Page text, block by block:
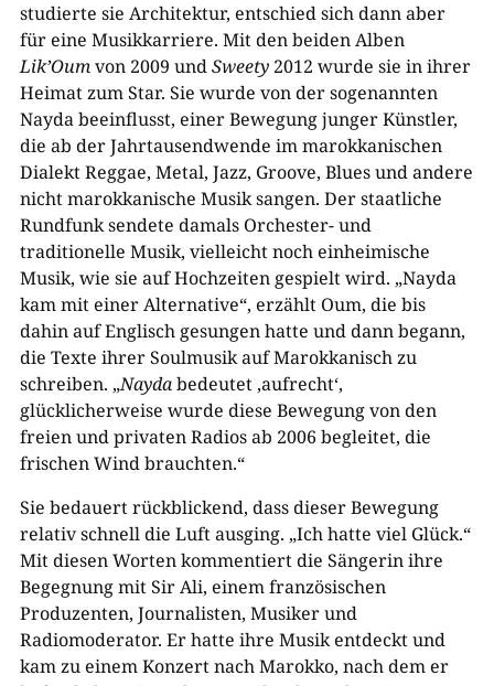
studierte sie Architektur, entschied sich dann aber
für eine Musikkarriere. Mit den beiden Alben
Lik’Oumvon 2009 undSweety2012 wurde sie in ihrer
Heimat zum Star. Sie wurde von der sogenannten
Nayda beeinflusst, einer Bewegung junger Künstler,
die ab der Jahrtausendwende im marokkanischen
Dialekt Reggae, Metal, Jazz, Groove, Blues und andere
nicht marokkanische Musik sangen. Der staatliche
Rundfunk sendete damals Orchester- und
traditionelle Musik, vielleicht noch einheimische
Musik, wie sie auf Hochzeiten gespielt wird. „Nayda
kam mit einer Alternative“, erzählt Oum, die bis
dahin auf Englisch gesungen hatte und dann begann,
die Texte ihrer Soulmusik auf Marokkanisch zu
schreiben. „Naydabedeutet ‚aufrecht‘,
glücklicherweise wurde diese Bewegung von den
freien und privaten Radios ab 2006 begleitet, die
frischen Wind brauchten.“
Sie bedauert rückblickend, dass dieser Bewegung
relativ schnell die Luft ausging. „Ich hatte viel Glück.“
Mit diesen Worten kommentiert die Sängerin ihre
Begegnung mit Sir Ali, einem französischen
Produzenten, Journalisten, Musiker und
Radiomoderator. Er hatte ihre Musik entdeckt und
kam zu einem Konzert nach Marokko, nach dem er